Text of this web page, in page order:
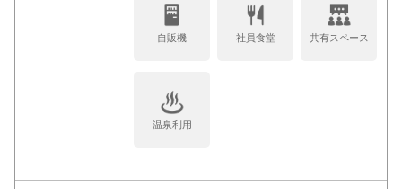
自販機 社員食堂 共有スペース
温泉利用